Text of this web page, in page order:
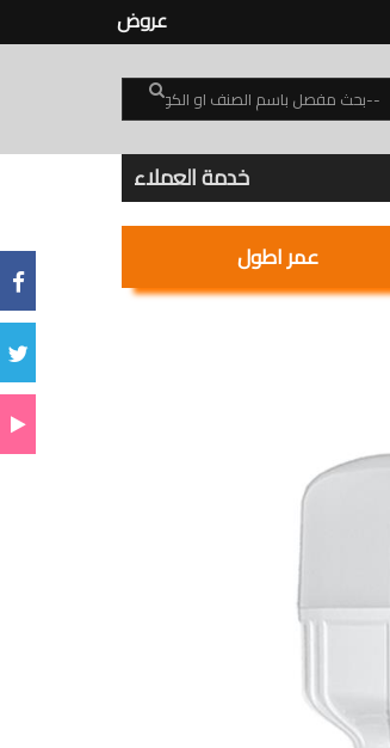
عروض
خدمة العملاء
عمر اطول